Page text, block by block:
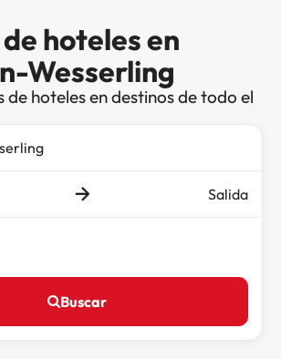
hoteles en
Wesserling
de hoteles en destinos de todo el
Salida
Buscar